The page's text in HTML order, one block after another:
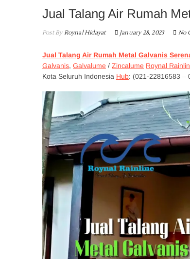
Jual Talang Air Rumah
Post ByRoynal Hidayat January 28, 2023 No
Jual Talang Air Rumah Metal Galvanis
Galvanis, Galvalume / Zincalume Roynal
Kota Seluruh Indonesia Hub: (021-22816583 –